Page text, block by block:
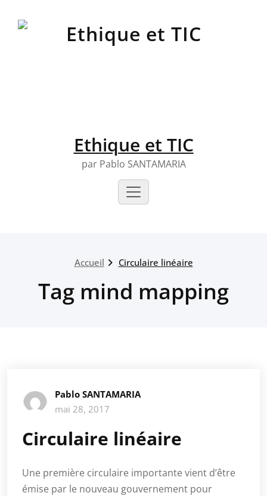
Ethique et TIC
par Pablo SANTAMARIA
Accueil Circulaire linéaire
Tag mind mapping
Pablo SANTAMARIA
mai 28, 2017
Circulaire linéaire
Une première circulaire importante vient d’être
émise par le nouveau gouvernement pour